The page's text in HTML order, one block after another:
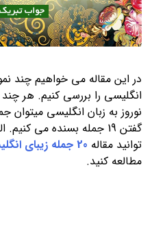
در این مقاله می خواهیم چند
انگلیسی را بررسی کنیم. هر
نوروز به زبان انگلیسی میتوان
گفتن 19 جمله بسنده می
توانید مقاله 20 جمله زیبای انگلیسی برای تبریک سال نو
مطالعه کنید.